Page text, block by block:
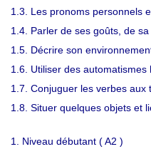
1.3. Les pronoms personnels
1.4. Parler de ses goûts, de
1.5. Décrire son
1.6. Utiliser des automatismes
1.7. Conjuguer les verbes aux
1.8. Situer quelques objets et
1. Niveau débutant ( A2 )